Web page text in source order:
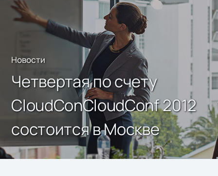
Новости
Четвертая по счету
CloudConCloudConf 2012
состоится в Москве